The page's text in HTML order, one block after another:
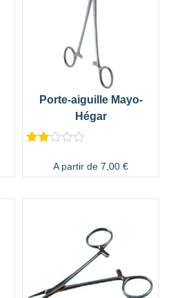
Porte-aiguille Mayo-
Hégar
sur
bas
A partir de 7,00 €